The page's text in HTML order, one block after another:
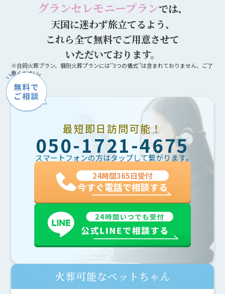
グランセレモニープランでは、
天国に迷わず旅立てるよう、
これら全て無料でご用意させて
いただいております。
※合同火葬プラン、個別火葬プランには’’3つの儀式’’は含まれておりません、ご了
承ください。
最短即日訪問可能！
050-1721-4675
スマートフォンの方はタップして繋がります。
24時間365日受付
今すぐ電話で相談する
火葬可能なペットちゃん